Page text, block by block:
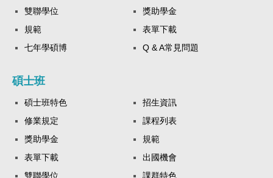
如何監督市政的
雙聯學位
獎助學金
規範
表單下載
七年學碩博
Q & A常見問題
碩士班
碩士班特色
招生資訊
修業規定
課程列表
獎助學金
規範
表單下載
出國機會
雙聯學位
課群特色